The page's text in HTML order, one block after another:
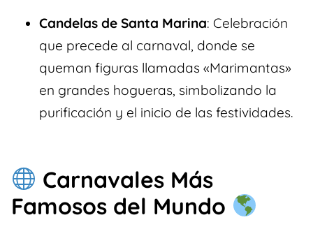
Candelas de Santa Marina: Celebración
que precede al carnaval, donde se
queman figuras llamadas «Marimantas»
en grandes hogueras, simbolizando la
purificación y el inicio de las festividades.
Carnavales Más
Famosos del Mundo